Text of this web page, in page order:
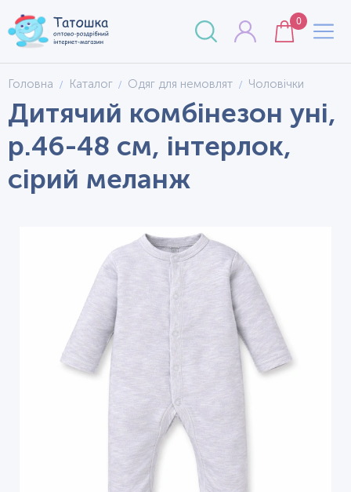
0
Головна Каталог Одяг для немовлят Чоловічки
Дитячий комбінезон уні,
р.46-48 см, інтерлок,
сірий меланж